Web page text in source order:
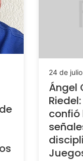
24 de
Ángel
confió